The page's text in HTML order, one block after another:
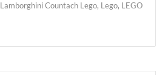
Lamborghini Countach Lego, Lego, LEGO